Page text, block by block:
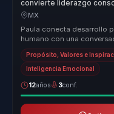
convierte liderazgo
equipos.
MX
Paula conecta desarrollo
humano con una
equipos que n...
Propósito, Valores e
Inteligencia Emocional
12años 3conf.